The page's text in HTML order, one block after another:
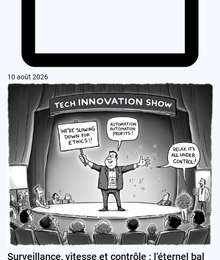
10 août 2026
Surveillance, vitesse et contrôle : l’éternel bal